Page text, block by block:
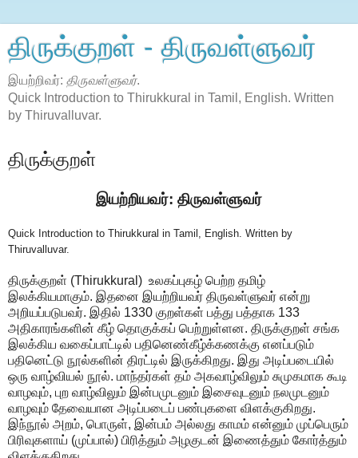
திருக்குறள் - திருவள்ளுவர்
இயற்றிவர்: திருவள்ளுவர்.
Quick Introduction to Thirukkural in Tamil, English. Written
by Thiruvalluvar.
திருக்குறள்
இயற்றியவர்: திருவள்ளுவர்
Quick Introduction to Thirukkural in Tamil, English. Written by
Thiruvalluvar.
திருக்குறள் (Thirukkural) உலகப்புகழ் பெற்ற தமிழ்
இலக்கியமாகும். இதனை இயற்றியவர் திருவள்ளுவர் என்று
அறியப்படுபவர். இதில் 1330 குறள்கள் பத்து பத்தாக 133
அதிகாரங்களின் கீழ் தொகுக்கப் பெற்றுள்ளன. திருக்குறள் சங்க
இலக்கிய வகைப்பாட்டில் பதினெண்கீழ்க்கணக்கு எனப்படும்
பதினெட்டு நூல்களின் திரட்டில் இருக்கிறது. இது அடிப்படையில்
ஒரு வாழ்வியல் நூல். மாந்தர்கள் தம் அகவாழ்விலும் சுமுகமாக கூடி
வாழவும், புற வாழ்விலும் இன்பமுடனும் இசைவுடனும் நலமுடனும்
வாழவும் தேவையான அடிப்படைப் பண்புகளை விளக்குகிறது.
இந்நூல் அறம், பொருள், இன்பம் அல்லது காமம் என்னும் முப்பெரும்
பிரிவுகளாய் (முப்பால்) பிரித்தும் அழகுடன் இணைத்தும் கோர்த்தும்